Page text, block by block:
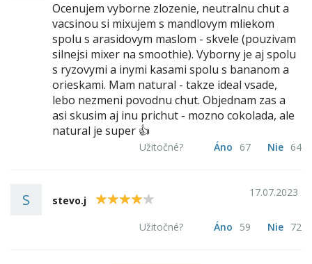
Ocenujem vyborne zlozenie, neutralnu chut a
vacsinou si mixujem s mandlovym mliekom
spolu s arasidovym maslom - skvele (pouzivam
silnejsi mixer na smoothie). Vyborny je aj spolu
s ryzovymi a inymi kasami spolu s bananom a
orieskami. Mam natural - takze ideal vsade,
lebo nezmeni povodnu chut. Objednam zas a
asi skusim aj inu prichut - mozno cokolada, ale
natural je super 👍
Užitočné? Áno 67 Nie 64
S stevo.j 4
17.07.2023
Užitočné? Áno 59 Nie 72